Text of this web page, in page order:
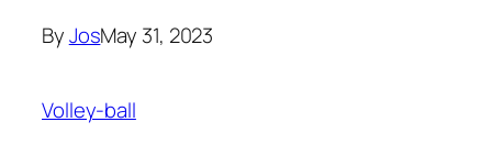
ByJosMay 31, 2023
Volley-ball